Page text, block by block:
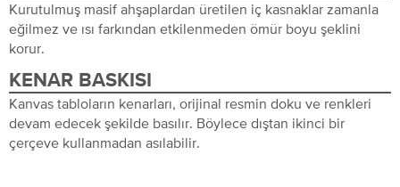
Kurutulmuş masif ahşaplardan üretilen iç kasnaklar zamanla
eğilmez ve ısı farkından etkilenmeden ömür boyu şeklini
korur.
KENAR BASKISI
Kanvas tabloların kenarları, orijinal resmin doku ve renkleri
devam edecek şekilde basılır. Böylece dıştan ikinci bir
çerçeve kullanmadan asılabilir.